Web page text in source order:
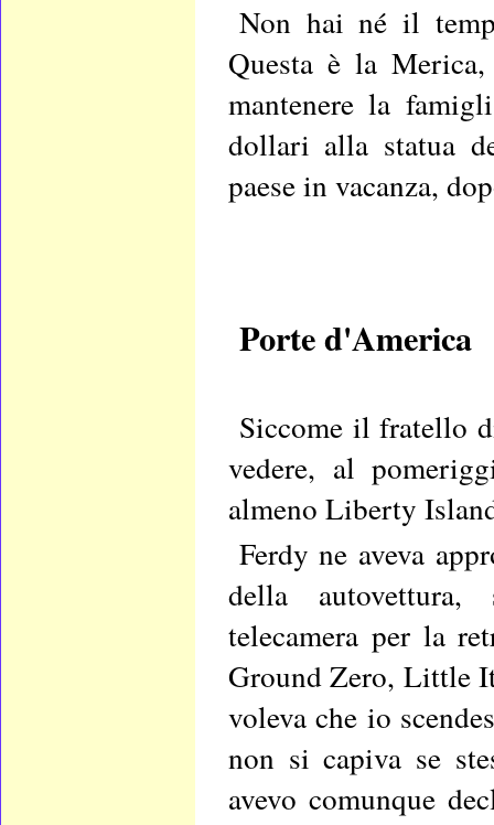
Non hai né il
Questa è la
mantenere la
dollari alla statua
paese in vacanza,
Porte d'America
Siccome il fratello
vedere, al
almeno Liberty
Ferdy ne aveva
della autovettura,
telecamera per la
Ground Zero, Little
voleva che io
non si capiva se
avevo comunque